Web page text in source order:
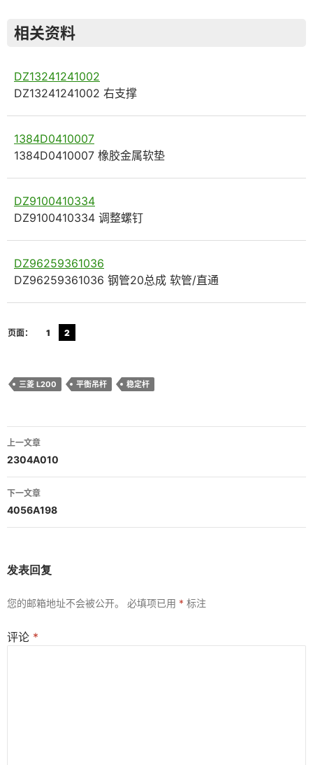
相关资料
DZ13241241002
DZ13241241002 右支撑
1384D0410007
1384D0410007 橡胶金属软垫
DZ9100410334
DZ9100410334 调整螺钉
DZ96259361036
DZ96259361036 钢管20总成 软管/直通
页面： 1 2
三菱 L200 平衡吊杆 稳定杆
文
章
导
航
上一文章
2304A010
下一文章
4056A198
发表回复
您的邮箱地址不会被公开。 必填项已用 * 标注
评论 *